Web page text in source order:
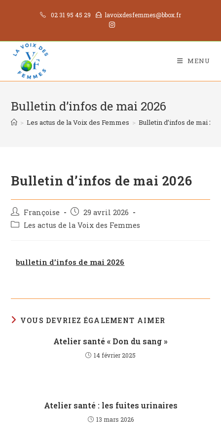
02 31 95 45 29 lavoixdesfemmes@bbox.fr
MENU
Bulletin d’infos de mai 2026
> Les actus de la Voix des Femmes > Bulletin d’infos de mai
Bulletin d’infos de mai 2026
Françoise
29 avril 2026
Les actus de la Voix des Femmes
bulletin d’infos de mai 2026
VOUS DEVRIEZ ÉGALEMENT AIMER
Atelier santé « Don du sang »
14 février 2025
Atelier santé : les fuites urinaires
13 mars 2026